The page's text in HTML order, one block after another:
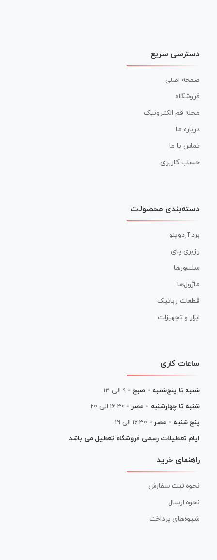
دسترسی سریع
صفحه اصلی
فروشگاه
مجله قم الکترونیک
درباره ما
تماس با ما
حساب کاربری
دسته‌بندی محصولات
برد آردوینو
رزبری پای
سنسورها
ماژول‌ها
قطعات رباتیک
ابزار و تجهیزات
ساعات کاری
شنبه تا پنج‌شنبه - صبح - ۹ الی ۱۳
شنبه تا چهارشنبه - عصر - 16:30 الی 20
پنج شنبه - عصر - 16:30 الی 19
ایام تعطیلات رسمی فروشگاه تعطیل می باشد
راهنمای خرید
نحوه ثبت سفارش
نحوه ارسال
شیوه‌های پرداخت